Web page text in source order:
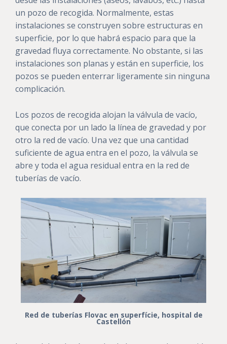
un pozo de recogida. Normalmente, estas
instalaciones se construyen sobre estructuras en
superficie, por lo que habrá espacio para que la
gravedad fluya correctamente. No obstante, si las
instalaciones son planas y están en superficie, los
pozos se pueden enterrar ligeramente sin ninguna
complicación.
Los pozos de recogida alojan la válvula de vacío,
que conecta por un lado la línea de gravedad y por
otro la red de vacío. Una vez que una cantidad
suficiente de agua entra en el pozo, la válvula se
abre y toda el agua residual entra en la red de
tuberías de vacío.
Red de tuberías Flovac en superfície, hospital de
Castellón